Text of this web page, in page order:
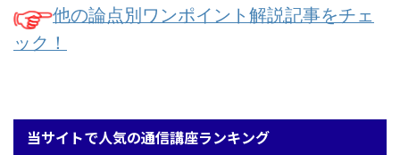
他の論点別ワンポイント解説記事をチェ
ック！
当サイトで人気の通信講座ランキング